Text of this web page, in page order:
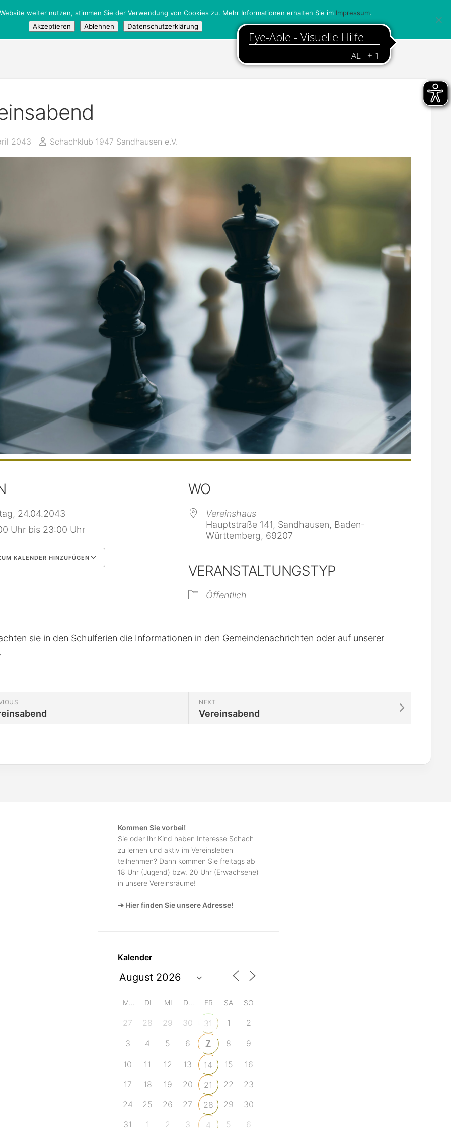
Jugendmeisterschaft
2043 Schachklub 1947 Sandhausen e.V.
24.04.2043
Uhr bis 23:00 Uhr
KALENDER HINZUFÜGEN
iCalendar
WO
Vereinshaus
Hauptstraße 141, Sandhausen, Baden-
Württemberg, 69207
VERANSTALTUNGSTYP
Öffentlich
sie in den Schulferien die Informationen in den Gemeindenachrichten oder auf unserer
NEXT
Vereinsabend
Kommen Sie vorbei!
Sie oder Ihr Kind haben Interesse Schach
zu lernen und aktiv im Vereinsleben
teilnehmen? Dann kommen Sie freitags ab
18 Uhr (Jugend) bzw. 20 Uhr (Erwachsene)
in unsere Vereinsräume!
➔ Hier finden Sie unsere Adresse!
Kalender
MO DI MI DO FR SA SO
27 28 29 30 31 1 2
3 4 5 6 7 8 9
10 11 12 13 14 15
16
17
18 19 20 21 22
23
24
25 26 27 28 29
30
31
1 2 3 4 5 6
weiter nutzen, stimmen Sie der Verwendung von Cookies zu. Mehr Informationen erhalten Sie im Impressum.
Akzeptieren
Ablehnen Datenschutzerklärung